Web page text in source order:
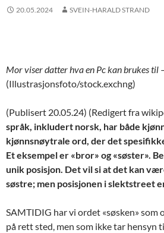
20.05.2024 SVEIN-HARALD STRAND
Mor viser datter hva en Pc kan brukes til
(Illustrasjonsfoto/stock.exchng)
(Publisert 20.05.24) (Redigert fra
språk, inkludert norsk, har både
kjønnsnøytrale ord, der det
Et eksempel er «bror» og «søster».
unik posisjon. Det vil si at det kan
søstre; men posisjonen i slektstreet
SAMTIDIG har vi ordet «søsken» som
på rett sted, men som ikke tar hensyn